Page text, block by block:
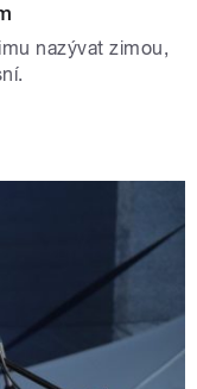
nazývat zimou,